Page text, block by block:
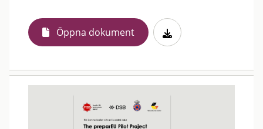
Öppna dokument